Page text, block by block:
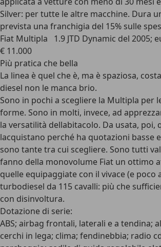
Silver: per tutte le altre macchine. Dura
prevista una franchigia del 15% sulle
Fiat Multipla 1.9 JTD Dynamic del 2005;
€ 11.000
Più pratica che bella
La linea è quel che è, ma è spaziosa,
diesel non le manca brio.
Sono in pochi a scegliere la Multipla per
forme. Sono in molti, invece, ad
la versatilità dellabitacolo. Da usata, poi,
lacquistano perché ha quotazioni basse
sono tante tra cui scegliere. Sono tutti
fanno della monovolume Fiat un ottimo
quelle equipaggiate con il vivace (e poco
turbodiesel da 115 cavalli: più che
con disinvoltura.
Dotazione di serie:
ABS; airbag frontali, laterali e a tendina;
cerchi in lega; clima; fendinebbia; radio